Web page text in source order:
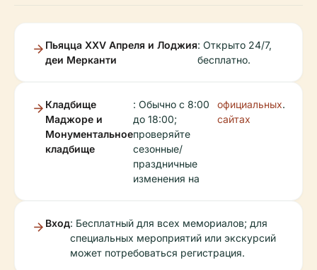
Пьяцца XXV Апреля и Лоджия
деи Мерканти
: Открыто 24/7,
бесплатно.
Кладбище
Маджоре и
Монументальное
кладбище
: Обычно с 8:00
до 18:00;
проверяйте
сезонные/
праздничные
изменения на
официальных
сайтах
.
Вход: Бесплатный для всех мемориалов; для
специальных мероприятий или экскурсий
может потребоваться регистрация.